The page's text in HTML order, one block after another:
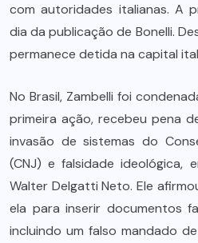
com autoridades italianas. A
dia da publicação de Bonelli.
permanece detida na capital
No Brasil, Zambelli foi
primeira ação, recebeu pena
invasão de sistemas do
(CNJ) e falsidade ideológica,
Walter Delgatti Neto. Ele
ela para inserir documentos
incluindo um falso mandado